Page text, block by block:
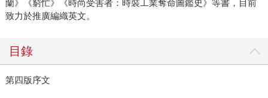
蘭》《窮忙》《時尚受害者：時裝工業奪命圖鑑史》等書，目前
致力於推廣編織英文。
目錄
第四版序文